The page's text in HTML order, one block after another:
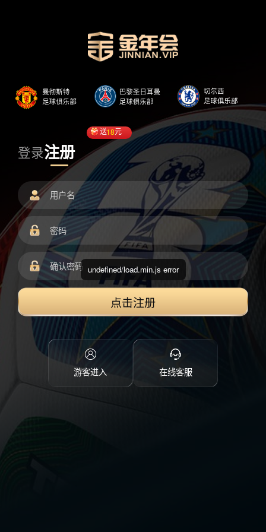
登录注册
送18元
点击注册
游客进入 在线客服
undefined/load.min.js error